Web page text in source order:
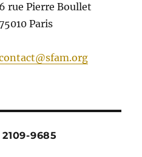
6 rue Pierre Boullet
Paris
9685